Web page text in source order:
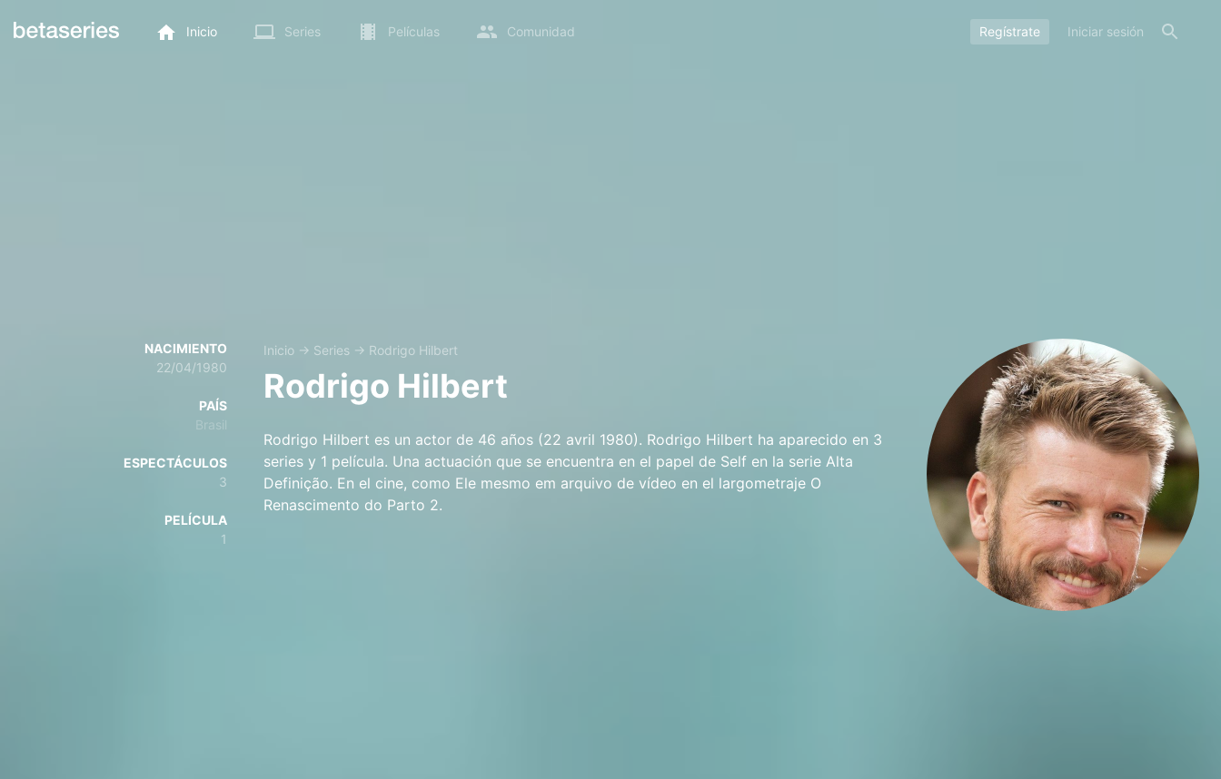
Inicio Series Películas Comunidad Regístrate Iniciar sesión
NACIMIENTO
22/04/1980
PAÍS
Brasil
ESPECTÁCULOS
3
PELÍCULA
1
Inicio → Series → Rodrigo Hilbert
Rodrigo Hilbert
Rodrigo Hilbert es un actor de 46 años (22 avril 1980). Rodrigo Hilbert ha aparecido en 3
series y 1 película. Una actuación que se encuentra en el papel de Self en la serie Alta
Definição. En el cine, como Ele mesmo em arquivo de vídeo en el largometraje O
Renascimento do Parto 2.